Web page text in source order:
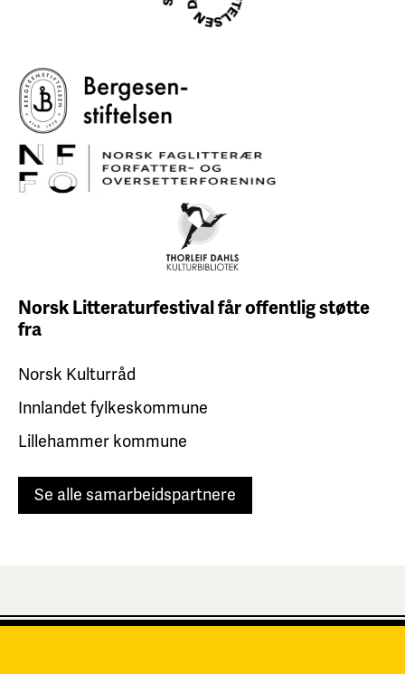
Norsk Litteraturfestival fåroffentlig støtte
fra
Norsk Kulturråd
Innlandet fylkeskommune
Lillehammer kommune
Se alle samarbeidspartnere